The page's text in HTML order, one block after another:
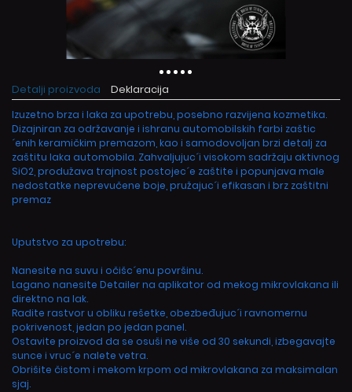
Detalji proizvoda Deklaracija
Izuzetno brza i laka za upotrebu, posebno razvijena kozmetika.
Dizajniran za održavanje i ishranu automobilskih farbi zaštic
´enih keramičkim premazom, kao i samodovoljan brzi detalj za
zaštitu laka automobila. Zahvaljujuc´i visokom sadržaju aktivnog
SiO2, produžava trajnost postojec´e zaštite i popunjava male
nedostatke neprevučene boje, pružajuc´i efikasan i brz zaštitni
premaz
Uputstvo za upotrebu:
Nanesite na suvu i očišc´enu površinu.
Lagano nanesite Detailer na aplikator od mekog mikrovlakana ili
direktno na lak.
Radite rastvor u obliku rešetke, obezbeđujuc´i ravnomernu
pokrivenost, jedan po jedan panel.
Ostavite proizvod da se osuši ne više od 30 sekundi, izbegavajte
sunce i vruc´e nalete vetra.
Obrišite čistom i mekom krpom od mikrovlakana za maksimalan
sjaj.